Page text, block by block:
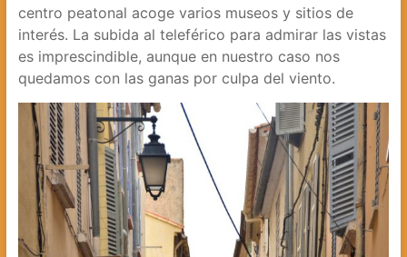
centro peatonal acoge varios museos y sitios de
interés. La subida al teleférico para admirar las vistas
es imprescindible, aunque en nuestro caso nos
quedamos con las ganas por culpa del viento.